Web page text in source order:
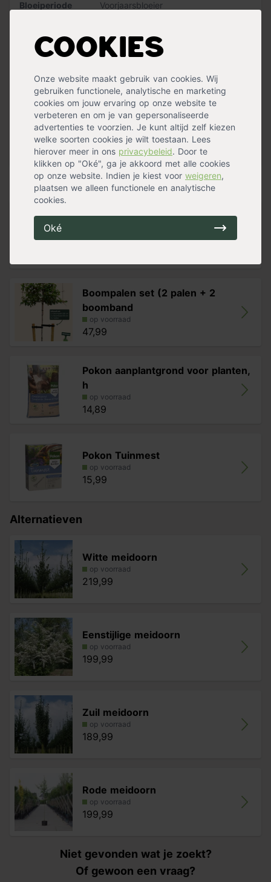
Cookies
Onze website maakt gebruik van cookies. Wij
gebruiken functionele, analytische en marketing
cookies om jouw ervaring op onze website te
verbeteren en om je van gepersonaliseerde
advertenties te voorzien. Je kunt altijd zelf kiezen
welke soorten cookies je wilt toestaan. Lees
hierover meer in ons privacybeleid. Door te
klikken op "Oké", ga je akkoord met alle cookies
op onze website. Indien je kiest voor weigeren,
plaatsen we alleen functionele en analytische
cookies.
Oké
nodig is. Dat doe je in de winter door de kroon van de
Let op: bij het kiezen van een boom is de stamomtrek
slechts een indicatie. Dus aan de hoogte indicatie
kunnen geen rechten worden ontleend.
Bloeiperiode
Voorjaarsbloeier
Standplaats
Halfschaduw ,Zon
Maximalehoogte
6 meter
Bloemkleur
Wit
Bloemen
Ja
Snoeimaand
Februari, November
Waterbehoefte
Gemiddeld
Vruchtdragend
Ja
Groeisnelheid
Gemiddeld
Vorm
Hoogstam
Meer specificaties »
Handig voor erbij
Boompalen set (2 palen + 2
boomband
op voorraad
47,99
Pokon aanplantgrond voor planten,
h
op voorraad
14,89
Pokon Tuinmest
op voorraad
15,99
Alternatieven
Witte meidoorn
op voorraad
219,99
Eenstijlige meidoorn
op voorraad
199,99
Zuil meidoorn
op voorraad
189,99
Rode meidoorn
op voorraad
199,99
Niet gevonden wat je zoekt?
Of gewoon een vraag?